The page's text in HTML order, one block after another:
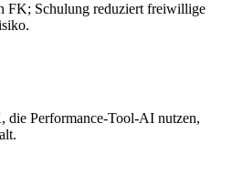
FK; Schulung reduziert freiwillige
Performance-Tool-AI nutzen,